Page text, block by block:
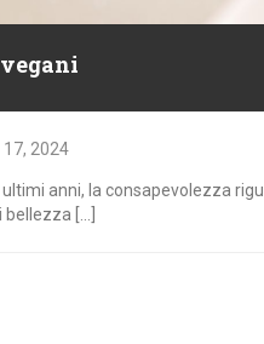
17, 2024
ultimi anni, la consapevolezza
[...]